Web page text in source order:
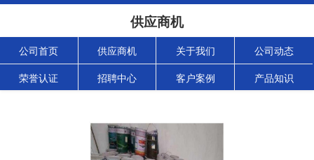
供应商机
公司首页 供应商机 关于我们 公司动态
荣誉认证 招聘中心 客户案例 产品知识